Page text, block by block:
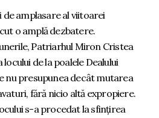
de amplasare al viitoarei
o amplă dezbatere.
Patriarhul Miron Cristea
de la poalele Dealului
nu presupunea decât mutarea
fără nicio altă expropiere.
s-a procedat la sfințirea